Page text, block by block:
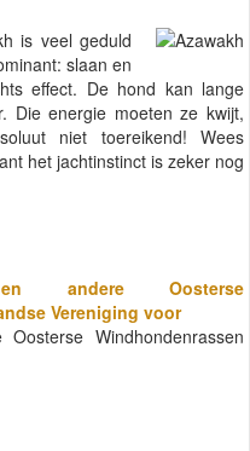
is veel geduld
slaan en
effect. De hond kan lange
Die energie moeten ze kwijt,
niet toereikend! Wees
het jachtinstinct is zeker nog
andere Oosterse
Vereniging voor
Windhondenrassen